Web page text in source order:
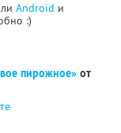
Android и
:)
пирожное» от